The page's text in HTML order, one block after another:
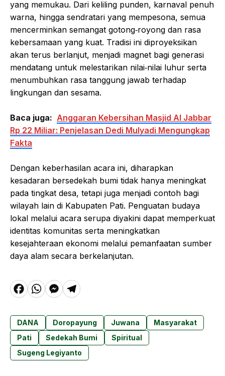
yang memukau. Dari keliling punden, karnaval penuh
warna, hingga sendratari yang mempesona, semua
mencerminkan semangat gotong‑royong dan rasa
kebersamaan yang kuat. Tradisi ini diproyeksikan
akan terus berlanjut, menjadi magnet bagi generasi
mendatang untuk melestarikan nilai‑nilai luhur serta
menumbuhkan rasa tanggung jawab terhadap
lingkungan dan sesama.
Baca juga: Anggaran Kebersihan Masjid Al Jabbar
Rp 22 Miliar: Penjelasan Dedi Mulyadi Mengungkap
Fakta
Dengan keberhasilan acara ini, diharapkan
kesadaran bersedekah bumi tidak hanya meningkat
pada tingkat desa, tetapi juga menjadi contoh bagi
wilayah lain di Kabupaten Pati. Penguatan budaya
lokal melalui acara serupa diyakini dapat memperkuat
identitas komunitas serta meningkatkan
kesejahteraan ekonomi melalui pemanfaatan sumber
daya alam secara berkelanjutan.
F
c
e
b
W
a
t
s
M
s
s
e
T
e
g
r
DANA Doropayung Juwana
Masyarakat
Pati
Sedekah Bumi
Spiritual
Sugeng Legiyanto